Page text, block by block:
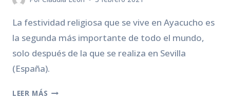
La festividad religiosa que se vive en Ayacucho es
la segunda más importante de todo el mundo,
solo después de la que se realiza en Sevilla
(España).
LEER MÁS SEMANA